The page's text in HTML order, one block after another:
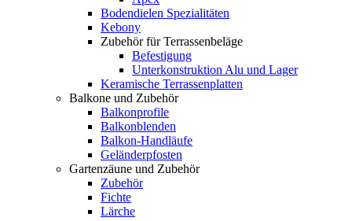
Bodendielen Spezialitäten
Kebony
Zubehör für Terrassenbeläge
Befestigung
Unterkonstruktion Alu und Lager
Keramische Terrassenplatten
Balkone und Zubehör
Balkonprofile
Balkonblenden
Balkon-Handläufe
Geländerpfosten
Gartenzäune und Zubehör
Zubehör
Fichte
Lärche